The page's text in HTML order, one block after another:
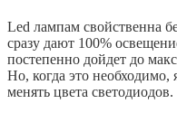
Led лампам свойственна
сразу дают 100%
постепенно дойдет до
Но, когда это
менять цвета светодиодов.